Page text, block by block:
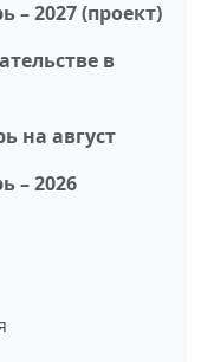
– 2027 (проект)
в
на август
– 2026